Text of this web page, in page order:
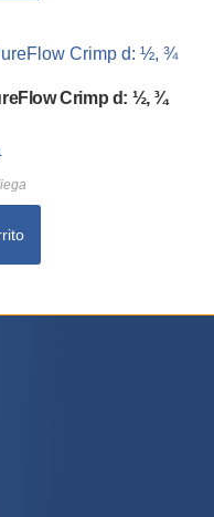
Crimp d: ½, ¾